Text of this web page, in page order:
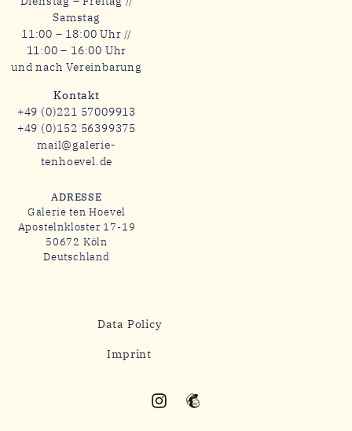
Samstag
11:00 – 18:00 Uhr //
11:00 – 16:00 Uhr
und nach Vereinbarung
Kontakt
+49 (0)221 57009913
+49 (0)152 56399375
mail@galerie-
tenhoevel.de
ADRESSE
Galerie ten Hoevel
Apostelnkloster 17-19
50672 Köln
Deutschland
Data Policy
Imprint